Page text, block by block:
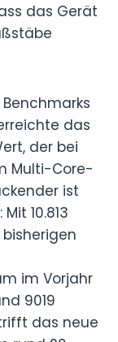
das Gerät
das
der bei
Multi-Core-
ist
10.813
im Vorjahr
9019
das neue